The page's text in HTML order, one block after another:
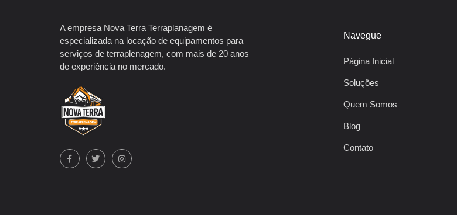
A empresa Nova Terra Terraplanagem é
especializada na locação de equipamentos para
serviços de terraplenagem, com mais de 20 anos
de experiência no mercado.
Navegue
Página Inicial
Soluções
Quem Somos
Blog
Contato